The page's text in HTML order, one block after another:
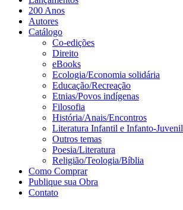
200 Anos
Autores
Catálogo
Co-edições
Direito
eBooks
Ecologia/Economia solidária
Educação/Recreação
Etnias/Povos indígenas
Filosofia
História/Anais/Encontros
Literatura Infantil e Infanto-Juvenil
Outros temas
Poesia/Literatura
Religião/Teologia/Bíblia
Como Comprar
Publique sua Obra
Contato